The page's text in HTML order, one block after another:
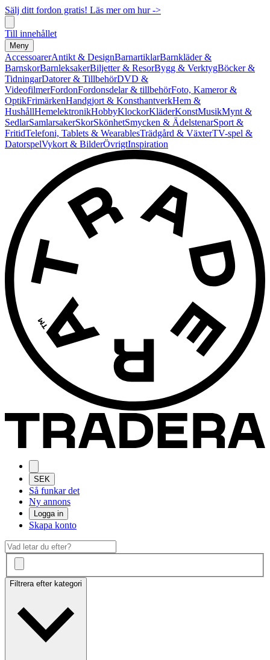
Sälj ditt fordon gratis! Läs mer om hur ->
Till innehållet
Meny
AccessoarerAntikt & DesignBarnartiklarBarnkläder &
BarnskorBarnleksakerBiljetter & ResorBygg & VerktygBöcker &
TidningarDatorer & TillbehörDVD &
VideofilmerFordonFordonsdelar & tillbehörFoto, Kameror &
OptikFrimärkenHandgjort & KonsthantverkHem &
HushållHemelektronikHobbyKlockorKläderKonstMusikMynt &
SedlarSamlarsakerSkorSkönhetSmycken & ÄdelstenarSport &
FritidTelefoni, Tablets & WearablesTrädgård & VäxterTV-spel &
DatorspelVykort & BilderÖvrigtInspiration
SEK
Så funkar det
Ny annons
Logga in
Skapa konto
Filtrera efter kategori